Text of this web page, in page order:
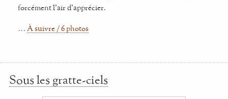
forcément l'air d'apprécier.
… À suivre / 6 photos
Sous les gratte-ciels